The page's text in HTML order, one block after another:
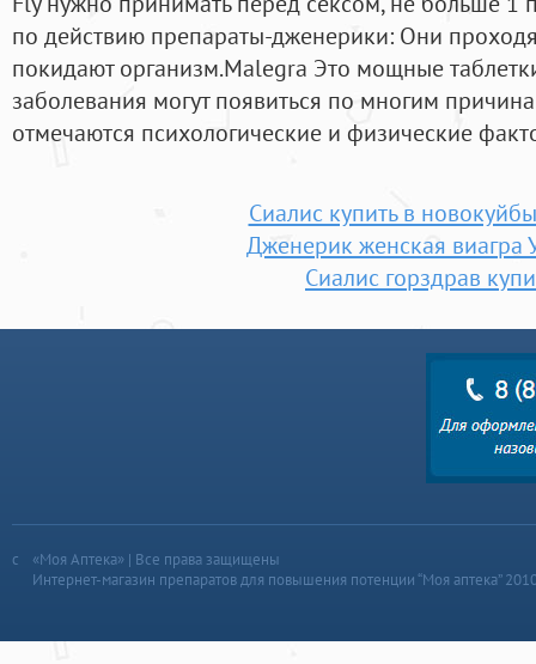
по действию препараты-дженерики: Они
покидают организм.Malegra Это мощные
заболевания могут появиться по многим
отмечаются психологические и физические
Сиалис купить в
Дженерик женская виагра
Сиалис горздрав
«Моя Аптека» | Все права защищены
Интернет-магазин препаратов для повышения потенции “Моя аптека”